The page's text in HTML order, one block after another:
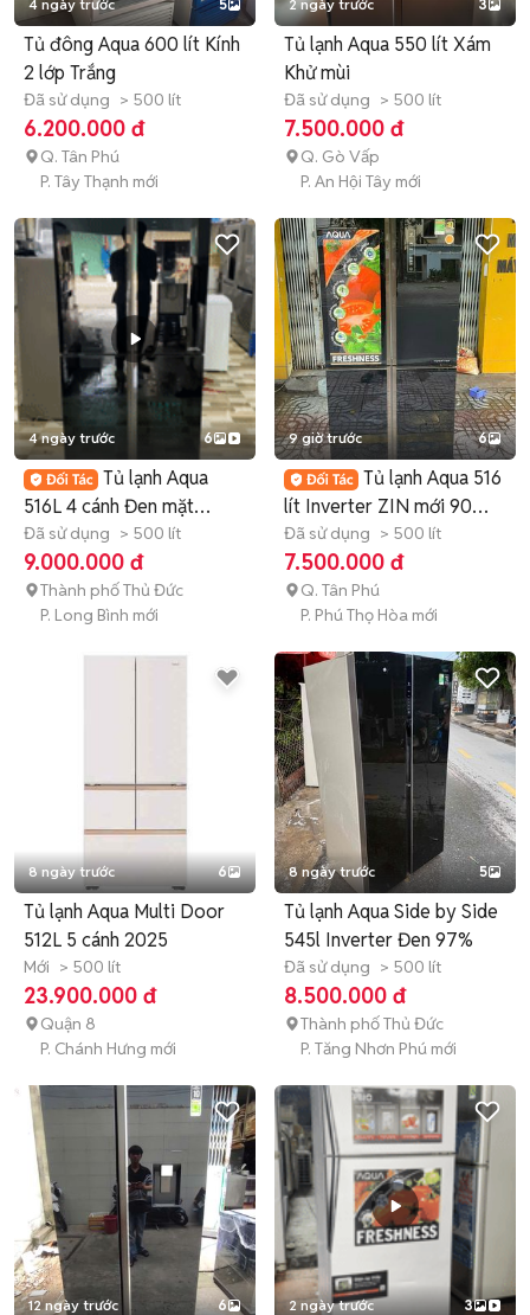
4 ngày trước 5
Tủ đông Aqua 600 lít Kính
2 lớp Trắng
Đã sử dụng > 500 lít
6.200.000 đ
Q. Tân Phú
P. Tây Thạnh mới
2 ngày trước 3
Tủ lạnh Aqua 550 lít Xám
Khử mùi
Đã sử dụng > 500 lít
7.500.000 đ
Q. Gò Vấp
P. An Hội Tây mới
4 ngày trước 6
Tủ lạnh Aqua
516L 4 cánh Đen mặt
Gương Sang bền
Đã sử dụng > 500 lít
9.000.000 đ
Thành phố Thủ Đức
P. Long Bình mới
9 giờ trước 6
Tủ lạnh Aqua 516
lít Inverter ZIN mới 90%
nhẹ điện
Đã sử dụng > 500 lít
7.500.000 đ
Q. Tân Phú
P. Phú Thọ Hòa mới
8 ngày trước 6
Tủ lạnh Aqua Multi Door
512L 5 cánh 2025
Mới > 500 lít
23.900.000 đ
Quận 8
P. Chánh Hưng mới
8 ngày trước 5
Tủ lạnh Aqua Side by Side
545l Inverter Đen 97%
Đã sử dụng > 500 lít
8.500.000 đ
Thành phố Thủ Đức
P. Tăng Nhơn Phú mới
12 ngày trước 6 2 ngày trước 3